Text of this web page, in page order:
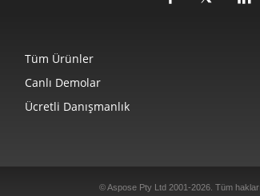
Tüm Ürünler
Canlı Demolar
Ücretli Danışmanlık
© Aspose Pty Ltd 2001-2026. Tüm hakları